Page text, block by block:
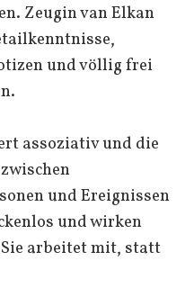
Zeugin van Elkan
und völlig frei
assoziativ und die
und Ereignissen
und wirken
arbeitet mit, statt